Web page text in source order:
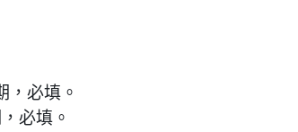
必填。
必填。